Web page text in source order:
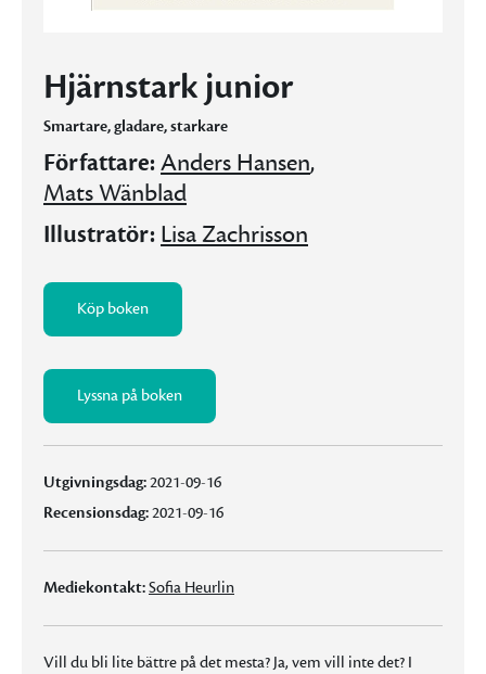
Hjärnstark junior
Smartare, gladare, starkare
Författare:Anders Hansen,
Mats Wänblad
Illustratör: Lisa Zachrisson
Köp boken
Lyssna på boken
Utgivningsdag:2021-09-16
Recensionsdag:2021-09-16
Mediekontakt:Sofia Heurlin
Vill du bli lite bättre på det mesta? Ja, vem vill inte det? I